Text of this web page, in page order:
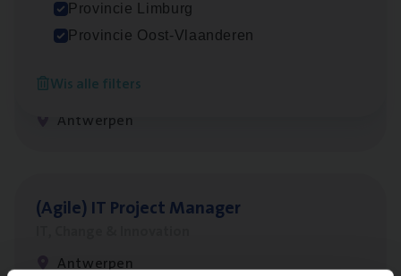
Provincie Limburg
Provincie Oost-Vlaanderen
Wis alle filters
Cus­to­mer Care Expert
Customer Services
Antwerpen
(Agi­le) ITPro­ject Manager
Antwerpen